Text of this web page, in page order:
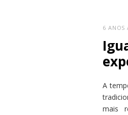
6 ANOS
A
mais